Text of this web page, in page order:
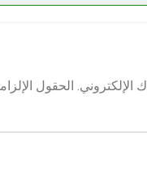
الإلكتروني. الحقول